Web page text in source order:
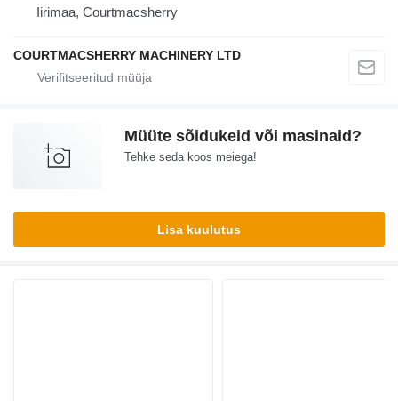
Iirimaa, Courtmacsherry
COURTMACSHERRY MACHINERY LTD
Müüte sõidukeid või masinaid?
Tehke seda koos meiega!
Lisa kuulutus